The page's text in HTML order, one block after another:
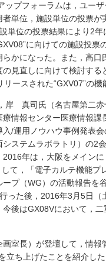
プフォーラムは，ユー
単位，施設単位の投票
単位の投票結果により2
に向けての施設投票
かになった。また，高
見直しに向けて検討する
ースされた“GXV07”の機
岸 真司氏（名古屋第二
情報センター医療情報課
/運用ノウハウ事例発表
ステムラボラトリ）の2
年は，大阪をメインに
て，「電子カルテ機能プ
プ（WG）の活動報告を
った後，2016年3月5日（
後はGX08Vにおいて，
室長）が登壇して，情報
立ち上げたことを紹介し